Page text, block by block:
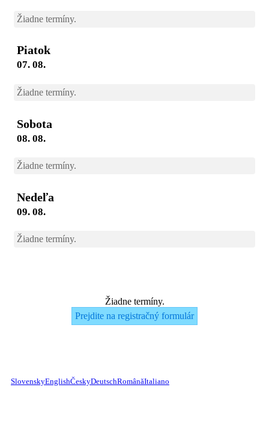
Žiadne termíny.
Piatok
07. 08.
Žiadne termíny.
Sobota
08. 08.
Žiadne termíny.
Nedeľa
09. 08.
Žiadne termíny.
Žiadne termíny.
Prejdite na registračný formulár
SlovenskyEnglishČeskyDeutschRomânăItaliano